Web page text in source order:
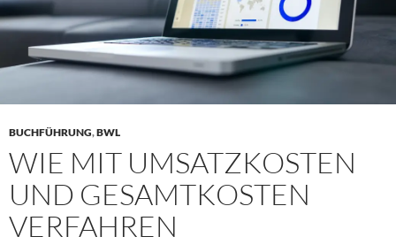
BUCHFÜHRUNG,BWL
WIE MIT UMSATZKOSTEN
UND GESAMTKOSTEN
VERFAHREN